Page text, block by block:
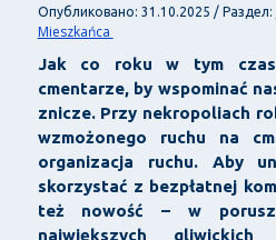
Опубликовано: 31.10.2025 / Раздел:
Mieszkańca
Jak co roku w tym
cmentarze, by wspominać
znicze. Przy nekropoliach
wzmożonego ruchu na
organizacja ruchu. Aby
skorzystać z bezpłatnej
też nowość – w
największych gliwickich